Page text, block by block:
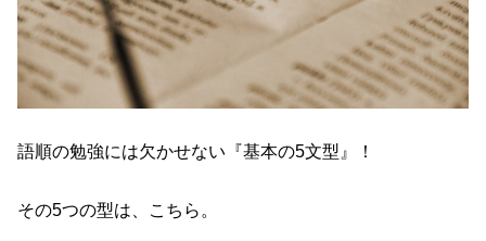
語順の勉強には欠かせない『基本の5文型』！
その5つの型は、こちら。